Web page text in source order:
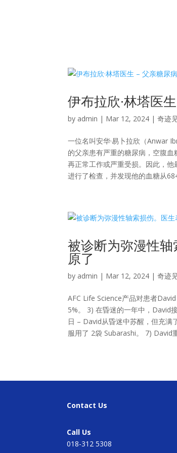
伊布拉欣·林塔医
by admin | Mar 12, 2024 |奇迹
一位名叫安华·易卜拉欣（Anwar
的父亲患有严重的糖尿病，空腹
再正常工作或严重受损。因此，
进行了检查，并发现他的血糖从
被诊断为弥漫性
原了
by admin | Mar 12, 2024 |奇迹
AFC Life Science产品对患者
5%。 3) 在昏迷的一年中，David
日 – David从昏迷中苏醒，但充满
服用了 2袋 Subarashi。 7) David
Contact Us
Call Us
018-312 5308